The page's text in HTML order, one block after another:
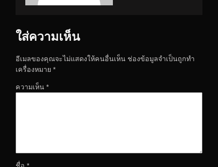
ใส่ความเห็น
อีเมลของคุณจะไม่แสดงให้คนอื่นเห็น ช่องข้อมูลจำเป็นถูกทำ
เครื่องหมาย *
ความเห็น *